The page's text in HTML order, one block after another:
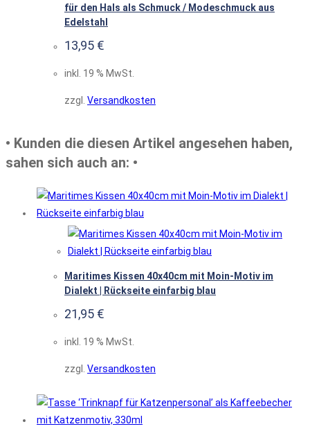
für den Hals als Schmuck / Modeschmuck aus
Edelstahl
13,95 €
inkl. 19 % MwSt.
zzgl. Versandkosten
• Kunden die diesen Artikel angesehen haben,
sahen sich auch an: •
Maritimes Kissen 40x40cm mit Moin-Motiv im
Dialekt | Rückseite einfarbig blau
21,95 €
inkl. 19 % MwSt.
zzgl. Versandkosten